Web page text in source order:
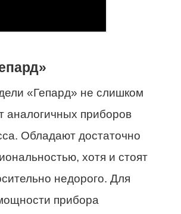
«Гепард» не слишком
аналогичных приборов
Обладают достаточно
хотя и стоят
недорого. Для
прибора